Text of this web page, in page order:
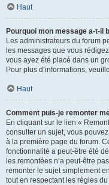
Haut
Pourquoi mon message a-t-il
Les administrateurs du forum
les messages que vous
vous ayez été placé dans un
Pour plus d’informations,
Haut
Comment puis-je remonter
En cliquant sur le lien «
consulter un sujet, vous
à la première page du forum.
fonctionnalité a peut-être été
les remontées n’a peut-être
remonter le sujet simplement
tout en respectant les règles du